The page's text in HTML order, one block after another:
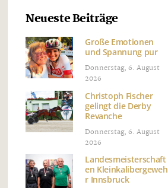
Neueste Beiträge
Große Emotionen
und Spannung pur
Donnerstag, 6. August
2026
Christoph Fischer
gelingt die Derby
Revanche
Donnerstag, 6. August
2026
Landesmeisterschaft
en Kleinkalibergeweh
r Innsbruck